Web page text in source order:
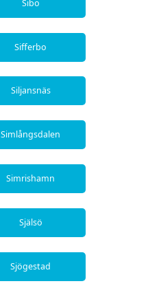
Sibo
Sifferbo
Siljansnäs
Simlångsdalen
Simrishamn
Själsö
Sjögestad